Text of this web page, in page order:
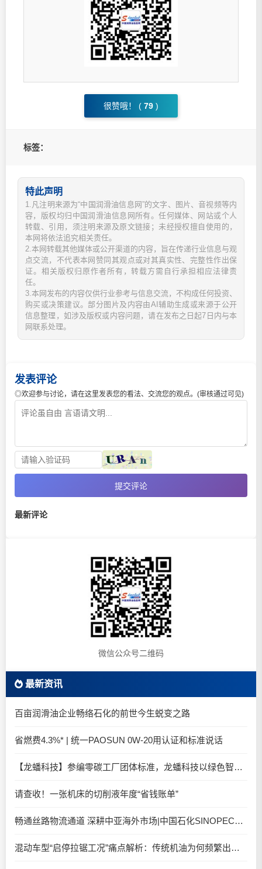
很赞哦！ ( 79 )
标签：
特此声明
1.凡注明来源为“中国润滑油信息网”的文字、图片、音视频等内
容，版权均归中国润滑油信息网所有。任何媒体、网站或个人
转载、引用，须注明来源及原文链接；未经授权擅自使用的，
本网将依法追究相关责任。
2.本网转载其他媒体或公开渠道的内容，旨在传递行业信息与观
点交流，不代表本网赞同其观点或对其真实性、完整性作出保
证。相关版权归原作者所有，转载方需自行承担相应法律责
任。
3.本网发布的内容仅供行业参考与信息交流，不构成任何投资、
购买或决策建议。部分图片及内容由AI辅助生成或来源于公开
信息整理，如涉及版权或内容问题，请在发布之日起7日内与本
网联系处理。
发表评论
◎欢迎参与讨论，请在这里发表您的看法、交流您的观点。(审核通过可见)
提交评论
最新评论
微信公众号二维码
最新资讯
百亩润滑油企业畅络石化的前世今生蜕变之路
省燃费4.3%* | 统一PAOSUN 0W-20用认证和标准说话
【龙蟠科技】参编零碳工厂团体标准，龙蟠科技以绿色智造锚定零碳未来
请查收！一张机床的切削液年度“省钱账单”
畅通丝路物流通道 深耕中亚海外市场|中国石化SINOPEC润滑油北京-阿拉木图图定班列顺利抵达
混动车型“启停拉锯工况”痛点解析：传统机油为何频繁出现油泥堆积？